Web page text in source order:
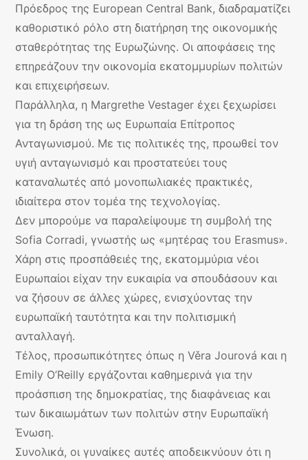
Πρόεδρος της European Central Bank, διαδραματίζει
καθοριστικό ρόλο στη διατήρηση της οικονομικής
σταθερότητας της Ευρωζώνης. Οι αποφάσεις της
επηρεάζουν την οικονομία εκατομμυρίων πολιτών
και επιχειρήσεων.
Παράλληλα, η Margrethe Vestager έχει ξεχωρίσει
για τη δράση της ως Ευρωπαία Επίτροπος
Ανταγωνισμού. Με τις πολιτικές της, προωθεί τον
υγιή ανταγωνισμό και προστατεύει τους
καταναλωτές από μονοπωλιακές πρακτικές,
ιδιαίτερα στον τομέα της τεχνολογίας.
Δεν μπορούμε να παραλείψουμε τη συμβολή της
Sofia Corradi, γνωστής ως «μητέρας του Erasmus».
Χάρη στις προσπάθειές της, εκατομμύρια νέοι
Ευρωπαίοι είχαν την ευκαιρία να σπουδάσουν και
να ζήσουν σε άλλες χώρες, ενισχύοντας την
ευρωπαϊκή ταυτότητα και την πολιτισμική
ανταλλαγή.
Τέλος, προσωπικότητες όπως η Věra Jourová και η
Emily O’Reilly εργάζονται καθημερινά για την
προάσπιση της δημοκρατίας, της διαφάνειας και
των δικαιωμάτων των πολιτών στην Ευρωπαϊκή
Ένωση.
Συνολικά, οι γυναίκες αυτές αποδεικνύουν ότι η